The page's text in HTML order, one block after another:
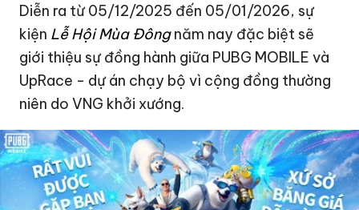
Diễn ra từ 05/12/2025 đến 05/01/2026, sự
kiện Lễ Hội Mùa Đôngnăm nay đặc biệt sẽ
giới thiệu sự đồng hành giữa PUBG MOBILE và
UpRace - dự án chạy bộ vì cộng đồng thường
niên do VNG khởi xướng.